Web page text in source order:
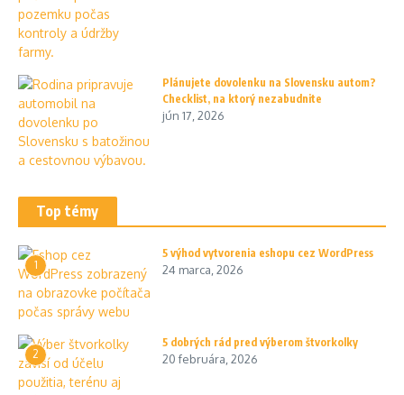
Plánujete dovolenku na Slovensku autom?
Checklist, na ktorý nezabudnite
jún 17, 2026
Top témy
1
5 výhod vytvorenia eshopu cez WordPress
24 marca, 2026
2
5 dobrých rád pred výberom štvorkolky
20 februára, 2026